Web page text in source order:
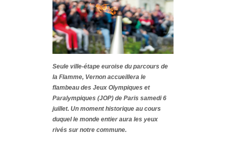
Seule ville-étape euroise du parcours de
la Flamme, Vernon accueillera le
flambeau des Jeux Olympiques et
Paralympiques (JOP) de Paris samedi 6
juillet. Un moment historique au cours
duquel le monde entier aura les yeux
rivés sur notre commune.